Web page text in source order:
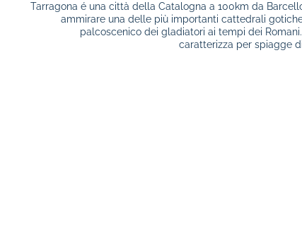
Tarragona é una città della Catalogna a 100km da
ammirare una delle più importanti cattedrali
palcoscenico dei gladiatori ai tempi dei
caratterizza per spiagge